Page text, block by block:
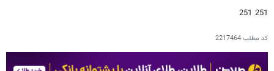
251 251
کد مطلب2217464